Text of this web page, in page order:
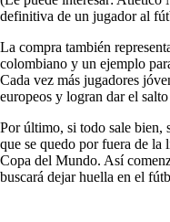
definitiva de un jugador al
La compra también
colombiano y un ejemplo
Cada vez más jugadores
europeos y logran dar el
Por último, si todo sale bien,
que se quedo por fuera de la
Copa del Mundo. Así
buscará dejar huella en el